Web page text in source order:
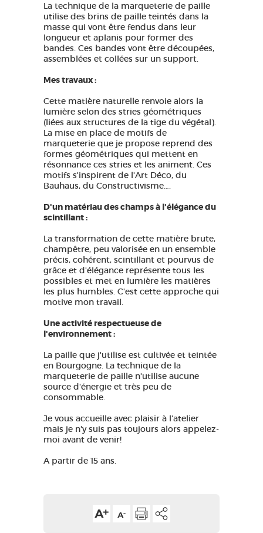
EDUCATIF GR 65 GROUPES PRESSE
MA SÉLECTION
FR
La technique de la marqueterie de paille
utilise des brins de paille teintés dans la
masse qui vont être fendus dans leur
longueur et aplanis pour former des
bandes. Ces bandes vont être découpées,
assemblées et collées sur un support.
Mes travaux :
Cette matière naturelle renvoie alors la
lumière selon des stries géométriques
(liées aux structures de la tige du végétal).
La mise en place de motifs de
marqueterie que je propose reprend des
formes géométriques qui mettent en
résonnance ces stries et les animent. Ces
motifs s'inspirent de l'Art Déco, du
Bauhaus, du Constructivisme….
D'un matériau des champs à l'élégance du
scintillant :
La transformation de cette matière brute,
champêtre, peu valorisée en un ensemble
précis, cohérent, scintillant et pourvus de
grâce et d'élégance représente tous les
possibles et met en lumière les matières
les plus humbles. C'est cette approche qui
motive mon travail.
Une activité respectueuse de
l'environnement :
La paille que j'utilise est cultivée et teintée
en Bourgogne. La technique de la
marqueterie de paille n'utilise aucune
source d'énergie et très peu de
consommable.
Je vous accueille avec plaisir à l'atelier
mais je n'y suis pas toujours alors appelez-
moi avant de venir!
A partir de 15 ans.